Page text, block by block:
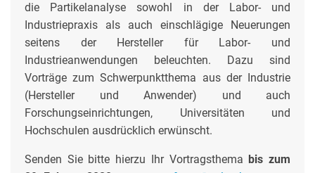
die Partikelanalyse sowohl in der Labor- und
Industriepraxis als auch einschlägige Neuerungen
seitens der Hersteller für Labor- und
Industrieanwendungen beleuchten. Dazu sind
Vorträge zum Schwerpunktthema aus der Industrie
(Hersteller und Anwender) und auch
Forschungseinrichtungen, Universitäten und
Hochschulen ausdrücklich erwünscht.
Senden Sie bitte hierzu Ihr Vortragsthema bis zum